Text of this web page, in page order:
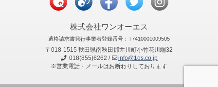
株式会社ワンオーエス
適格請求書発行事業者登録番号：T7410001009505
〒018-1515 秋田県南秋田郡井川町小竹花川端32
018(855)6262 /
info@1os.co.jp
※営業電話・メールはお断わりしております